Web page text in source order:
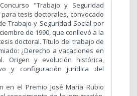
"Trabajo y Seguridad
para tesis doctorales, convocado
Trabajo y Seguridad Social por
de 1990, que conllevó a la
doctoral. Título del trabajo de
¿Derecho a vacaciones en
Origen y evolución histórica,
y configuración jurídica del
en el Premio José María Rubio